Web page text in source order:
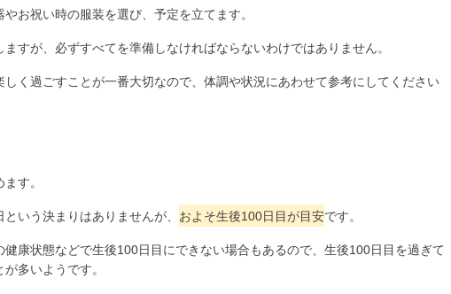
お祝い時の服装を選び、予定を立てます。
すが、必ずすべてを準備しなければならないわけではありません。
く過ごすことが一番大切なので、体調や状況にあわせて参考にしてください
す。
いう決まりはありませんが、 およそ生後100日目が目安です。
康状態などで生後100日目にできない場合もあるので、生後100日目を過ぎて
多いようです。